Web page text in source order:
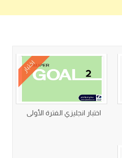
اختبار
اختبار انجليزي الفترة الأولى